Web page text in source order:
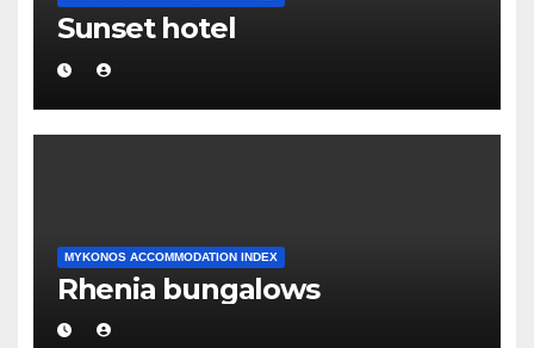
Sunset hotel
MYKONOS ACCOMMODATION INDEX
Rhenia bungalows